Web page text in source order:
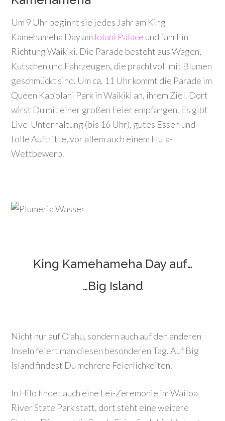
Um 9 Uhr beginnt sie jedes Jahr am King
Kamehameha Day am Iolani Palace und fährt in
Richtung Waikiki. Die Parade besteht aus Wagen,
Kutschen und Fahrzeugen, die prachtvoll mit Blumen
geschmückt sind. Um ca. 11 Uhr kommt die Parade im
Queen Kap’olani Park in Waikiki an, ihrem Ziel. Dort
wirst Du mit einer großen Feier empfangen. Es gibt
Live-Unterhaltung (bis 16 Uhr), gutes Essen und
tolle Auftritte, vor allem auch einem Hula-
Wettbewerb.
King Kamehameha Day auf…
…Big Island
Nicht nur auf O’ahu, sondern auch auf den anderen
Inseln feiert man diesen besonderen Tag. Auf Big
Island findest Du mehrere Feierlichkeiten.
In Hilo findet auch eine Lei-Zeremonie im Wailoa
River State Park statt, dort steht eine weitere